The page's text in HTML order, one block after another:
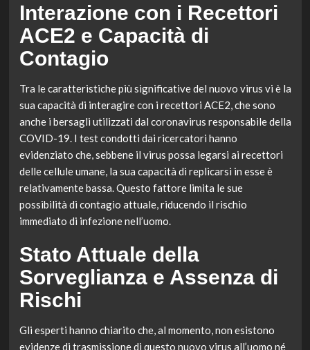
Interazione con i Recettori
ACE2 e Capacità di
Contagio
Tra le caratteristiche più significative del nuovo virus vi è la
sua capacità di interagire con i recettori ACE2, che sono
anche i bersagli utilizzati dal coronavirus responsabile della
COVID-19. I test condotti dai ricercatori hanno
evidenziato che, sebbene il virus possa legarsi ai recettori
delle cellule umane, la sua capacità di replicarsi in esse è
relativamente bassa. Questo fattore limita le sue
possibilità di contagio attuale, riducendo il rischio
immediato di infezione nell’uomo.
Stato Attuale della
Sorveglianza e Assenza di
Rischi
Gli esperti hanno chiarito che, al momento, non esistono
evidenze di trasmissione di questo nuovo virus all’uomo né